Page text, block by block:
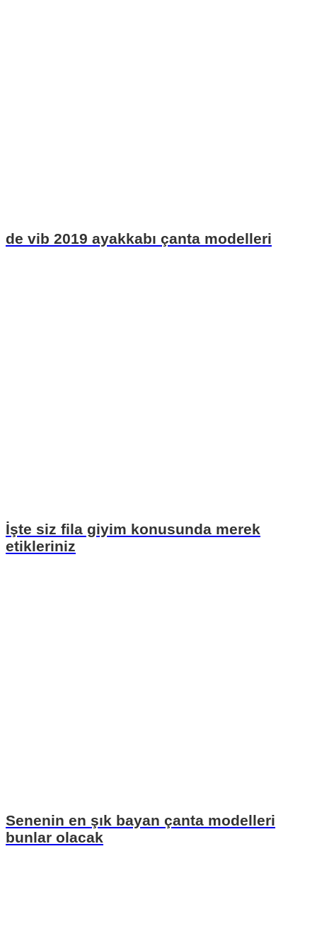
de vib 2019 ayakkabı çanta modelleri
İşte siz fila giyim konusunda merek
etikleriniz
Senenin en şık bayan çanta modelleri
bunlar olacak